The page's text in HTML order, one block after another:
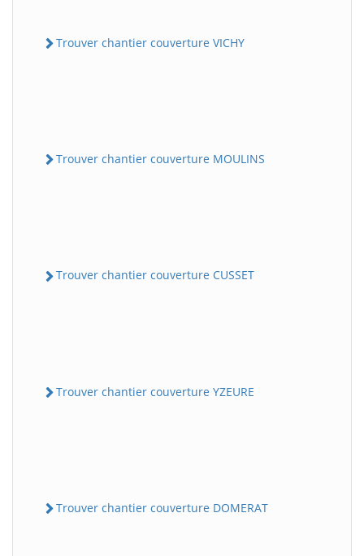
Trouver chantier couverture VICHY
Trouver chantier couverture MOULINS
Trouver chantier couverture CUSSET
Trouver chantier couverture YZEURE
Trouver chantier couverture DOMERAT